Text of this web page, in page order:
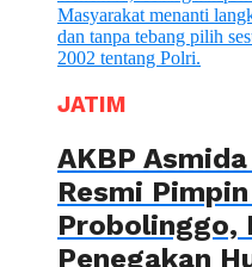
JATIM
AKBP
Resmi
Probolinggo,
Penegakan